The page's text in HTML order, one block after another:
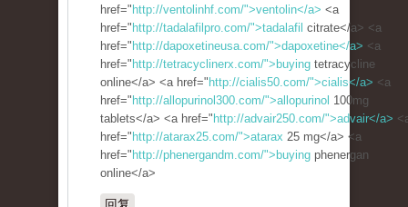
href=" http://ventolinhf.com/">ventolin</a> <a
href=" http://tadalafilpro.com/">tadalafil citrate</a> <a
href=" http://dapoxetineusa.com/">dapoxetine</a> <a
href=" http://tetracyclinerx.com/">buying tetracycline
online</a> <a href=" http://cialis50.com/">cialis</a> <a
href=" http://allopurinol300.com/">allopurinol 100mg
tablets</a> <a href=" http://advair250.com/">advair</a>
href=" http://atarax25.com/">atarax 25 mg</a> <a
href=" http://phenergandm.com/">buying phenergan
online</a>